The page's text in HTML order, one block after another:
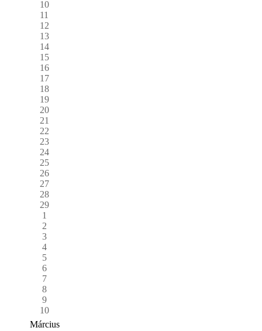
10
11
12
13
14
15
16
17
18
19
20
21
22
23
24
25
26
27
28
29
1
2
3
4
5
6
7
8
9
10
Március